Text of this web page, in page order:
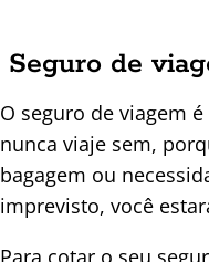
Seguro de
O seguro de viagem
nunca viaje sem,
bagagem ou
imprevisto, você
Para cotar o seu